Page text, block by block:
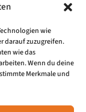
wie
darauf zuzugreifen.
wie das
Wenn du deine
Merkmale und